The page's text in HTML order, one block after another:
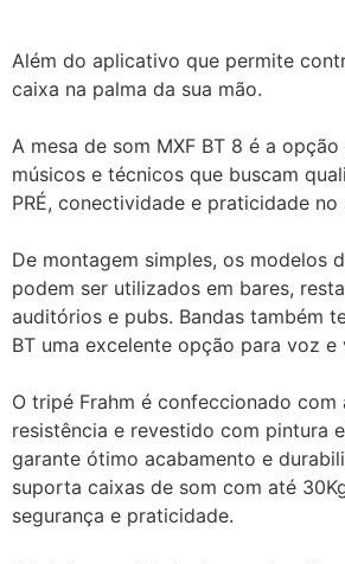
Além do aplicativo que permite
caixa na palma da sua mão.
A mesa de som MXF BT 8 é a
músicos e técnicos que buscam
PRÉ, conectividade e praticidade no
De montagem simples, os modelos
podem ser utilizados em bares,
auditórios e pubs. Bandas também
BT uma excelente opção para voz e
O tripé Frahm é confeccionado com
resistência e revestido com pintura
garante ótimo acabamento e
suporta caixas de som com até
segurança e praticidade.